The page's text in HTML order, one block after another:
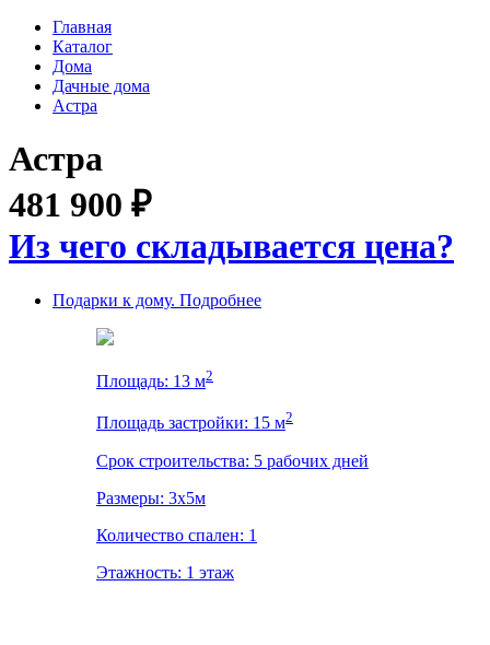
Главная
Каталог
Дома
Дачные дома
Астра
Астра
481 900 ₽
Из чего складывается цена?
Подарки к дому. Подробнее
Площадь: 13 м2
Площадь застройки: 15 м2
Срок строительства: 5 рабочих дней
Размеры: 3x5м
Количество спален: 1
Этажность: 1 этаж